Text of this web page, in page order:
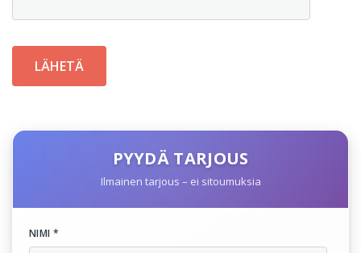
PYYDÄ TARJOUS
Ilmainen tarjous – ei sitoumuksia
NIMI *